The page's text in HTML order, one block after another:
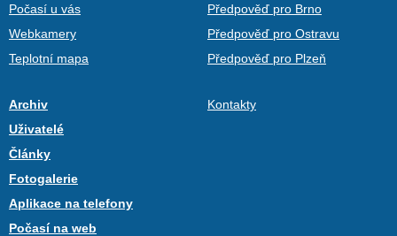
Počasí u vás
Webkamery
Teplotní mapa
Předpověď pro Brno
Předpověď pro Ostravu
Předpověď pro Plzeň
Archiv
Uživatelé
Články
Fotogalerie
Aplikace na telefony
Počasí na web
Kontakty